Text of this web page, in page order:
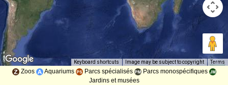
Keyboard shortcuts Image may be subject to copyright Terms
Zoos Aquariums Parcs spécialisés
Parcs monospécifiques
Jardins et musées